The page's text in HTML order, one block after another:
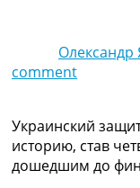
Турниры
Олександр
comment
Украинский
историю, став
дошедшим до